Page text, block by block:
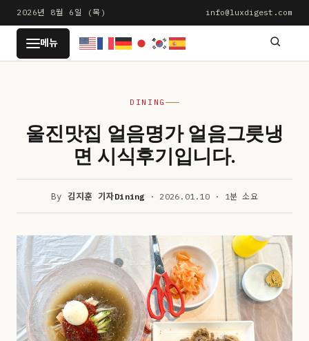
문
로
2026년 8월 6일 (목) info@luxdigest.com
LUXDIGEST
메뉴
DINING
울진맛집 얼음명가 얼음그릇냉
면 시식후기입니다.
By김지훈 기자Dining · 2026.01.10 · 1분 소요